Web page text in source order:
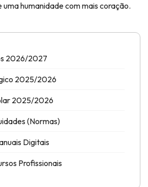
humanidade com mais coração.
2026/2027
2025/2026
2025/2026
(Normas)
Digitais
Profissionais